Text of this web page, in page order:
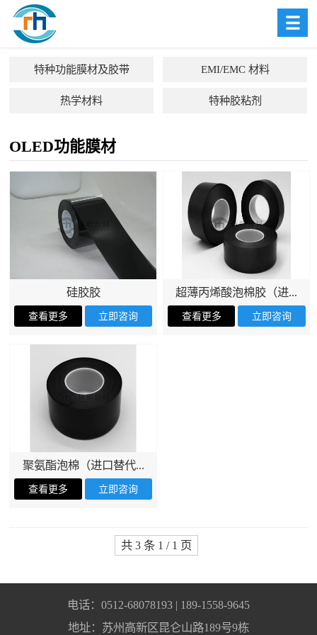
特种功能膜材及胶带 EMI/EMC 材料
热学材料 特种胶粘剂
OLED功能膜材
硅胶胶 超薄丙烯酸泡棉胶（进...
聚氨酯泡棉（进口替代...
共 3 条 1 / 1 页
电话：0512-68078193 | 189-1558-9645
地址：苏州高新区昆仑山路189号9栋